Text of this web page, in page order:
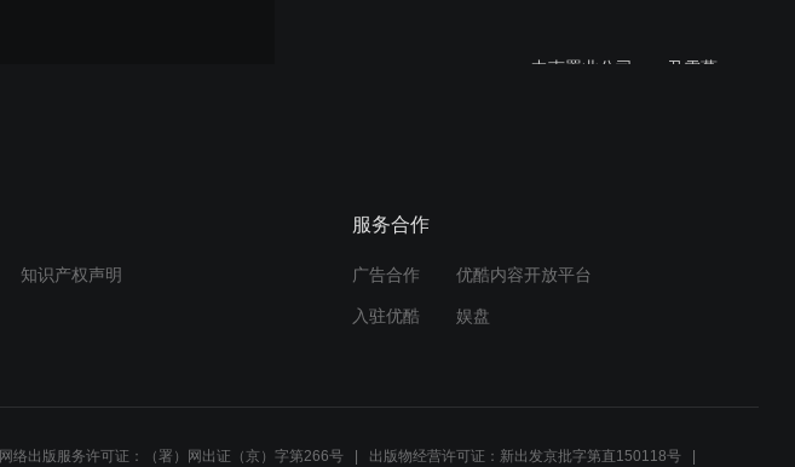
中南置业公司——尹雪蔓
知识产权声明
服务合作
广告合作 优酷内容开放平台
入驻优酷 娱盘
网络出版服务许可证：（署）网出证（京）字第266号 出版物经营许可证：新出发京批字第直150118号